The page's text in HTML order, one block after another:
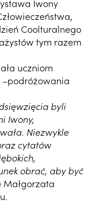
Iwony
Coolturalnego
tym razem
uczniom
–podróżowania
byli
Iwony,
Niezwykle
cytatów
obrać, aby być
Małgorzata